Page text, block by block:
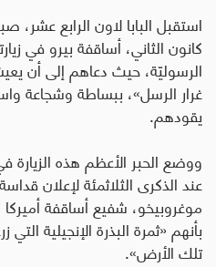
كانون الثاني، أساقفة بيرو في
الرسوليّة، حيث دعاهم إلى أن
غرار الرسل»، ببساطة وشجاعة
يقودهم.
ووضع الحبر الأعظم هذه
عند الذكرى الثلاثمئة لإعلان
موغروبيخو، شفيع أساقفة أميركا
بأنهم «ثمرة البذرة الإنجيلية
تلك الأرض».